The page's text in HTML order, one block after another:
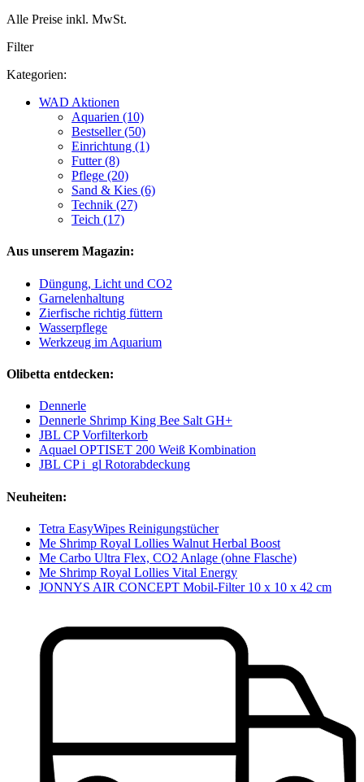
Alle Preise inkl. MwSt.
Filter
Kategorien:
WAD Aktionen
Aquarien (10)
Bestseller (50)
Einrichtung (1)
Futter (8)
Pflege (20)
Sand & Kies (6)
Technik (27)
Teich (17)
Aus unserem Magazin:
Düngung, Licht und CO2
Garnelenhaltung
Zierfische richtig füttern
Wasserpflege
Werkzeug im Aquarium
Olibetta entdecken:
Dennerle
Dennerle Shrimp King Bee Salt GH+
JBL CP Vorfilterkorb
Aquael OPTISET 200 Weiß Kombination
JBL CP i_gl Rotorabdeckung
Neuheiten:
Tetra EasyWipes Reinigungstücher
Me Shrimp Royal Lollies Walnut Herbal Boost
Me Carbo Ultra Flex, CO2 Anlage (ohne Flasche)
Me Shrimp Royal Lollies Vital Energy
JONNYS AIR CONCEPT Mobil-Filter 10 x 10 x 42 cm